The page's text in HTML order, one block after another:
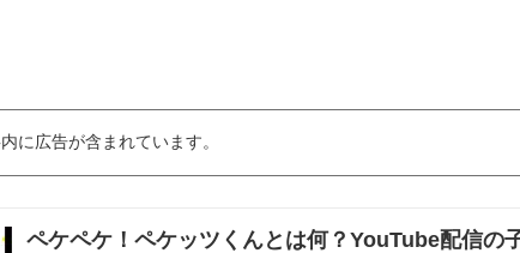
に広告が含まれています。
ペケペケ！ペケッツくんとは何？YouTube配信の